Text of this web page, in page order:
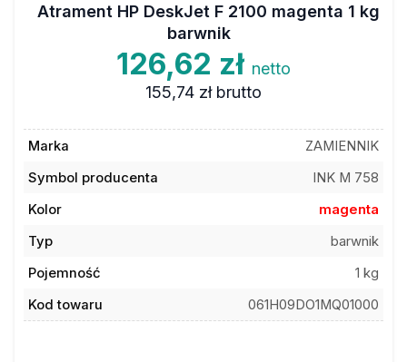
Atrament HP DeskJet F 2100 magenta 1 kg
barwnik
126,62 zł netto
155,74 zł brutto
Marka
ZAMIENNIK
Symbol producenta
INK M 758
Kolor
magenta
Typ
barwnik
Pojemność
1 kg
Kod towaru
061H09DO1MQ01000